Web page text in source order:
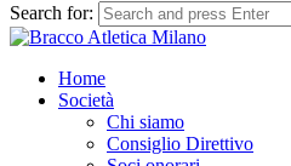
Search for:
Home
Società
Chi siamo
Consiglio Direttivo